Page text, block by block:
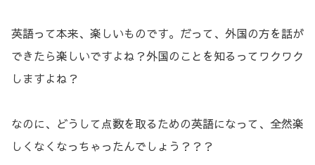
英語って本来、楽しいものです。だって、外国の方を話が
できたら楽しいですよね？外国のことを知るってワクワク
しますよね？
なのに、どうして点数を取るための英語になって、全然楽
しくなくなっちゃったんでしょう？？？